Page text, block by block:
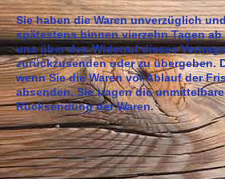
Sie haben die Waren unverzüglich
spätestens binnen vierzehn Tagen ab
uns über den Widerruf dieses
zurückzusenden oder zu übergeben.
wenn Sie die Waren vor Ablauf der
absenden. Sie tragen die
Rücksendung der Waren.